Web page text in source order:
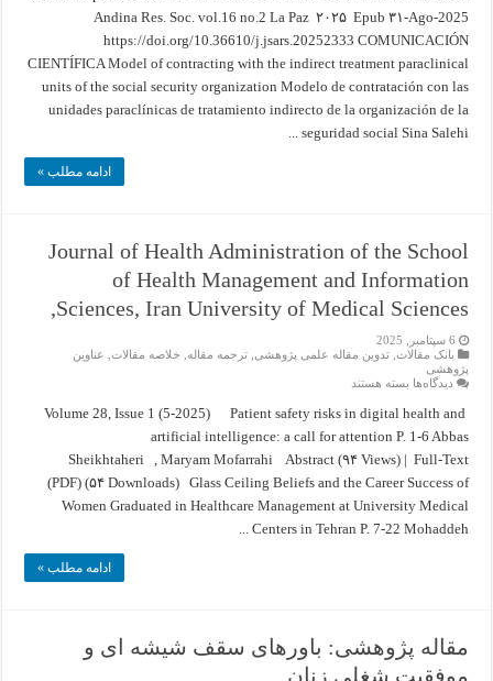
indirect
treatment
paraclinical
units
of
the
security
organization
Andina Res. Soc. vol.16 no.2 La Paz ۲۰۲۵ Epub ۳۱-Ago-2025
https://doi.org/10.36610/j.jsars.20252333 COMUNICACIÓN
CIENTÍFICA Model of contracting with the indirect treatment paraclinical
units of the social security organization Modelo de contratación con las
unidades paraclínicas de tratamiento indirecto de la organización de la
seguridad social Sina Salehi ...
ادامه مطلب »
Journal of Health Administration of the School
of Health Management and Information
Sciences, Iran University of Medical Sciences,
6 سپتامبر, 2025
بانک مقالات ,تدوین مقاله علمی پژوهشی ,ترجمه مقاله خلاصه مقالات عناوین
پژوهشی
دیدگاه‌ها برای
of
Health
Administration
the
School
of
Health
Management
and
بسته هستند
Volume 28, Issue 1 (5-2025) Patient safety risks in digital health and
artificial intelligence: a call for attention P. 1-6 Abbas
Sheikhtaheri , Maryam Mofarrahi Abstract (۹۴ Views) | Full-Text
(PDF) (۵۴ Downloads) Glass Ceiling Beliefs and the Career Success of
Women Graduated in Healthcare Management at University Medical
Centers in Tehran P. 7-22 Mohaddeh ...
ادامه مطلب »
مقاله پژوهشی: باورهای سقف شیشه ای و
موفقیت شغلی زنان